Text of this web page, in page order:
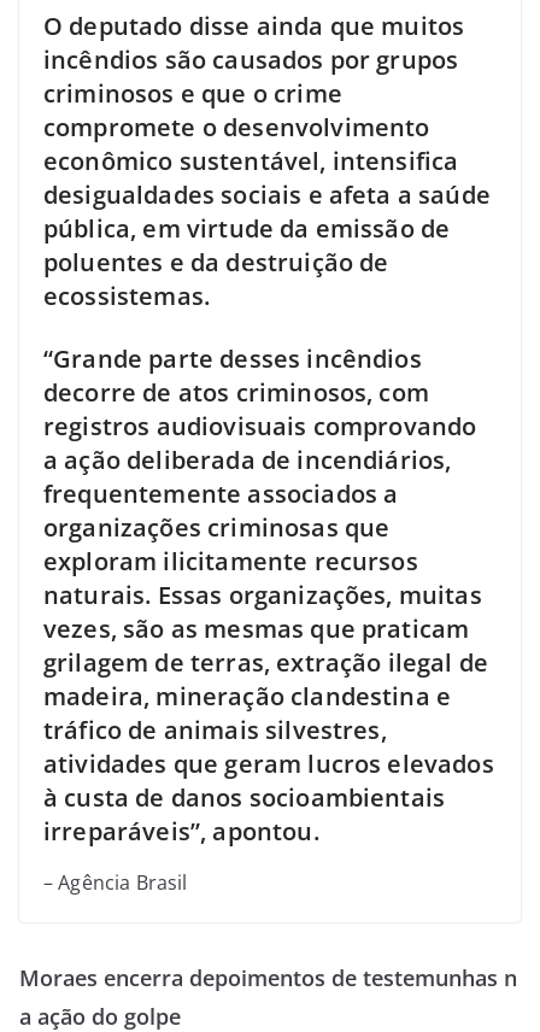
O deputado disse ainda que muitos
incêndios são causados por grupos
criminosos e que o crime
compromete o desenvolvimento
econômico sustentável, intensifica
desigualdades sociais e afeta a saúde
pública, em virtude da emissão de
poluentes e da destruição de
ecossistemas.
“Grande parte desses incêndios
decorre de atos criminosos, com
registros audiovisuais comprovando
a ação deliberada de incendiários,
frequentemente associados a
organizações criminosas que
exploram ilicitamente recursos
naturais. Essas organizações, muitas
vezes, são as mesmas que praticam
grilagem de terras, extração ilegal de
madeira, mineração clandestina e
tráfico de animais silvestres,
atividades que geram lucros elevados
à custa de danos socioambientais
irreparáveis”, apontou.
– Agência Brasil
Moraes encerra depoimentos de testemunhas n
a ação do golpe